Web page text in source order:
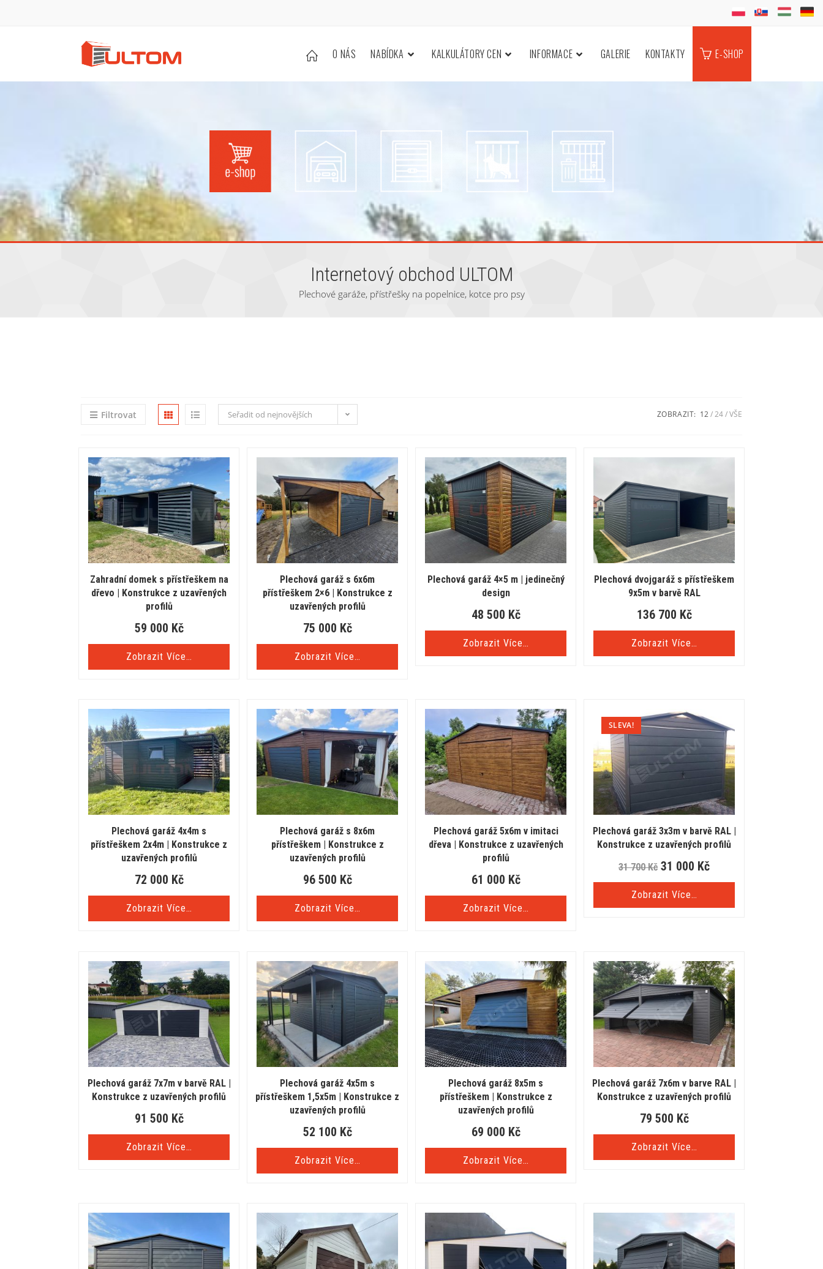
O NÁS NABÍDKA KALKULÁTORY CEN INFORMACE GALERIE KONTAKTY E-SHOP
Internetový obchod ULTOM
Plechové garáže, přístřešky na popelnice, kotce pro psy
Filtrovat Seřadit od nejnovějších ZOBRAZIT: 12 24 VŠE
Zahradní domek s přístřeškem na
dřevo | Konstrukce z uzavřených
profilů
59 000 Kč
Zobrazit Více…
Plechová garáž s 6x6m
přístřeškem 2×6 | Konstrukce z
uzavřených profilů
75 000 Kč
Zobrazit Více…
Plechová garáž 4×5 m | jedinečný
design
48 500 Kč
Zobrazit Více…
Plechová dvojgaráž s přístřeškem
9x5m v barvě RAL
136 700 Kč
Zobrazit Více…
Plechová garáž 4x4m s
přístřeškem 2x4m | Konstrukce z
uzavřených profilů
72 000 Kč
Zobrazit Více…
Plechová garáž s 8x6m
přístřeškem | Konstrukce z
uzavřených profilů
96 500 Kč
Zobrazit Více…
Plechová garáž 5x6m v imitaci
dřeva | Konstrukce z uzavřených
profilů
61 000 Kč
Zobrazit Více…
SLEVA!
Plechová garáž 3x3m v barvě RAL |
Konstrukce z uzavřených profilů
31 700Kč 31 000 Kč
Zobrazit Více…
Plechová garáž 7x7m v barvě RAL |
Konstrukce z uzavřených profilů
91 500 Kč
Zobrazit Více…
Plechová garáž 4x5m s
přístřeškem 1,5x5m | Konstrukce z
uzavřených profilů
52 100 Kč
Zobrazit Více…
Plechová garáž 8x5m s
přístřeškem | Konstrukce z
uzavřených profilů
69 000 Kč
Zobrazit Více…
Plechová garáž 7x6m v barve RAL |
Konstrukce z uzavřených profilů
79 500 Kč
Zobrazit Více…